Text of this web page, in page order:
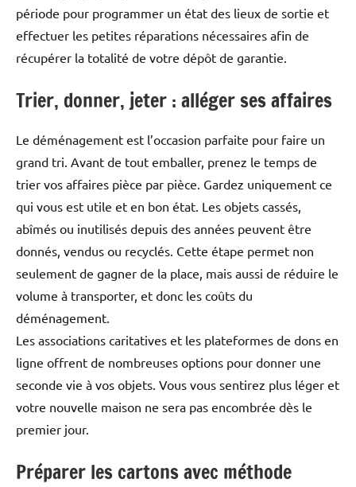
période pour programmer un état des lieux de sortie et
effectuer les petites réparations nécessaires afin de
récupérer la totalité de votre dépôt de garantie.
Trier, donner, jeter : alléger ses affaires
Le déménagement est l’occasion parfaite pour faire un
grand tri. Avant de tout emballer, prenez le temps de
trier vos affaires pièce par pièce. Gardez uniquement ce
qui vous est utile et en bon état. Les objets cassés,
abîmés ou inutilisés depuis des années peuvent être
donnés, vendus ou recyclés. Cette étape permet non
seulement de gagner de la place, mais aussi de réduire le
volume à transporter, et donc les coûts du
déménagement.
Les associations caritatives et les plateformes de dons en
ligne offrent de nombreuses options pour donner une
seconde vie à vos objets. Vous vous sentirez plus léger et
votre nouvelle maison ne sera pas encombrée dès le
premier jour.
Préparer les cartons avec méthode